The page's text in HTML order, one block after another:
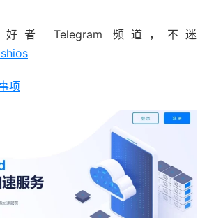
者 Telegram 频道，不迷
项